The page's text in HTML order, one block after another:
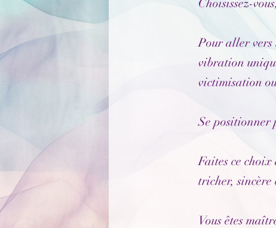
Choisissez-
Pour aller
vibration
victimisation
Se positionner
Faites ce
tricher, sincère
Vous êtes